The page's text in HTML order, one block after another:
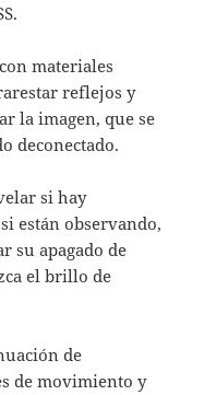
materiales
reflejos y
la imagen, que se
deconectado.
si hay
están observando,
su apagado de
el brillo de
de
de movimiento y